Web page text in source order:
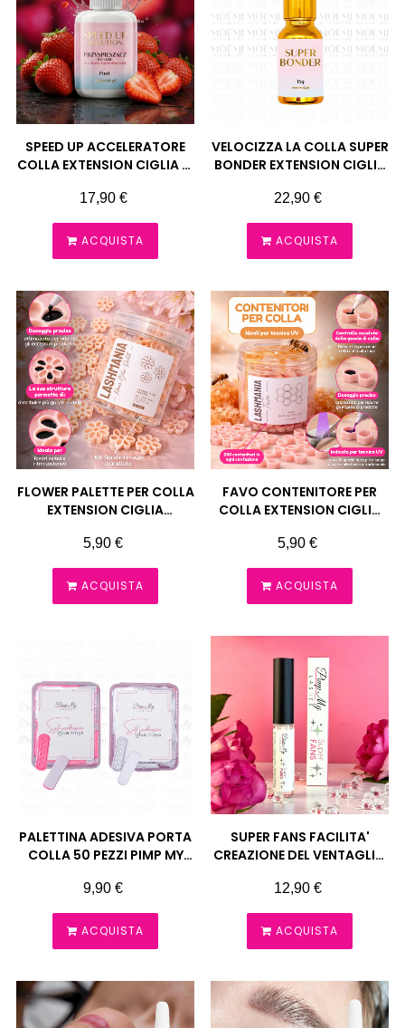
SPEED UP ACCELERATORE
COLLA EXTENSION CIGLIA 15
Prezzo
17,90 €
ACQUISTA
VELOCIZZA LA COLLA SUPER
BONDER EXTENSION CIGLIA
Prezzo
22,90 €
ACQUISTA
FLOWER PALETTE PER COLLA
EXTENSION CIGLIA
Prezzo
5,90 €
ACQUISTA
FAVO CONTENITORE PER
COLLA EXTENSION CIGLIA
Prezzo
5,90 €
ACQUISTA
PALETTINA ADESIVA PORTA
COLLA 50 PEZZI PIMP MY
Prezzo
9,90 €
ACQUISTA
SUPER FANS FACILITA'
CREAZIONE DEL VENTAGLIO
Prezzo
12,90 €
ACQUISTA